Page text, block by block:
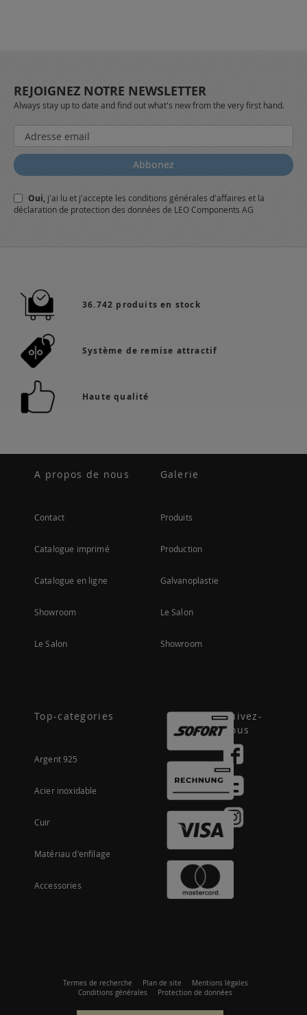
REJOIGNEZ NOTRE NEWSLETTER
Always stay up to date and find out what's new from the very first hand.
Inscription
à
notre
lettre
:
Abbonez
Oui, j'ai lu et j'accepte les conditions générales d'affaires et la
déclaration de protection des données de LEO Components AG
36.742 produits en stock
Système de remise attractif
Haute qualité
A propos de nous
Contact
Catalogue imprimé
Catalogue en ligne
Showroom
Le Salon
Galerie
Produits
Production
Galvanoplastie
Le Salon
Showroom
Top-categories
Argent 925
Acier inoxidable
Cuir
Matériau d'enfilage
Accessories
Suivez-
nous
Termes de recherche Plan de site
Mentions lègales
Conditions générales
Protection de données